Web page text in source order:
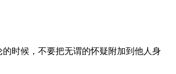
时候，不要把无谓的怀疑附加到他人身